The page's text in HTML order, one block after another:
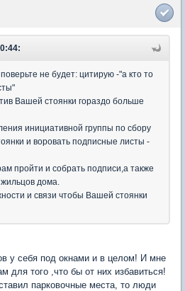
не будет: цитирую -"а кто то
Вашей стоянки гораздо больше
инициативной группы по сбору
и воровать подписные листы -
пройти и собрать подписи,а также
дома.
и связи чтобы Вашей стоянки
у себя под окнами и в целом! И мне
для того ,что бы от них избавиться!
парковочные места, то люди